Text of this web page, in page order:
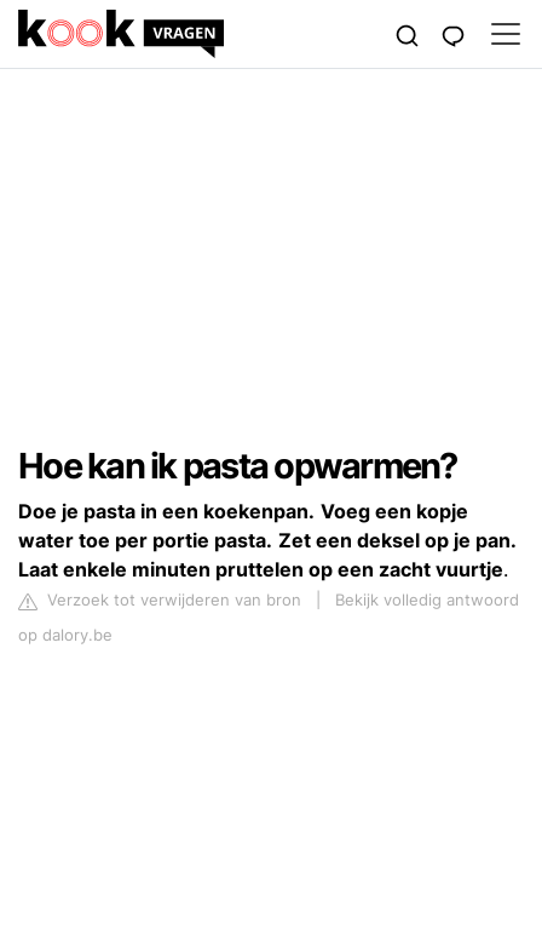
Hoe kan ik pasta opwarmen?
Doe je pasta in een koekenpan. Voeg een kopje
water toe per portie pasta. Zet een deksel op je pan.
Laat enkele minuten pruttelen op een zacht vuurtje.
Verzoek tot verwijderen van bron
Bekijk volledig antwoord
op dalory.be